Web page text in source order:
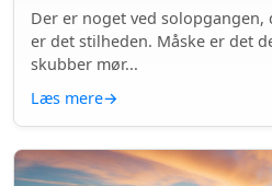
Der er noget ved
er det stilheden. Måske er det
skubber mør...
Læs mere→